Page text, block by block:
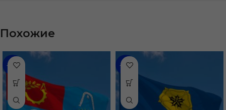
Похожие
-31% -43%